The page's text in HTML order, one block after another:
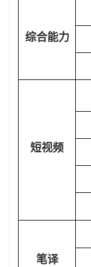
综合能力
短视频
笔译